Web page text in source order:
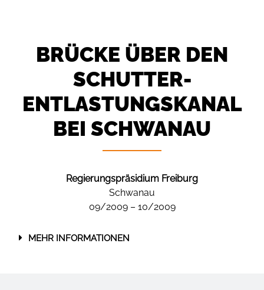
BRÜCKE ÜBER DEN
SCHUTTER­
ENTLASTUNGS­KANAL
BEI SCHWANAU
Regierungspräsidium Freiburg
Schwanau
09/2009 – 10/2009
MEHR INFORMATIONEN